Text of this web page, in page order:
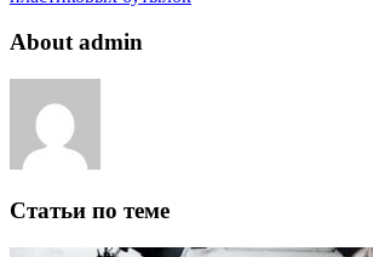
About admin
Статьи по теме